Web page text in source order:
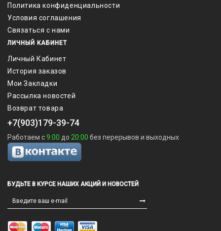
Политика конфиденциальности
Условия соглашения
Связаться с нами
ЛИЧНЫЙ КАБИНЕТ
Личный Кабинет
История заказов
Мои Закладки
Рассылка новостей
Возврат товара
+7(903)179-39-74
Работаем с9:00 до 20:00 без перерывов и выходных
БУДЬТЕ В КУРСЕ НАШИХ АКЦИЙ И НОВОСТЕЙ